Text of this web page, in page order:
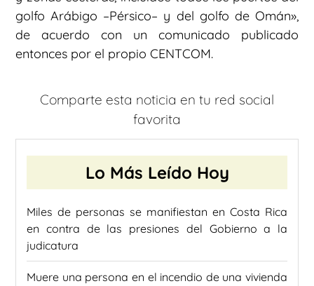
golfo Arábigo –Pérsico– y del golfo de Omán»,
de acuerdo con un comunicado publicado
entonces por el propio CENTCOM.
Comparte esta noticia en tu red social
favorita
Lo Más Leído Hoy
Miles de personas se manifiestan en Costa Rica
en contra de las presiones del Gobierno a la
judicatura
Muere una persona en el incendio de una vivienda